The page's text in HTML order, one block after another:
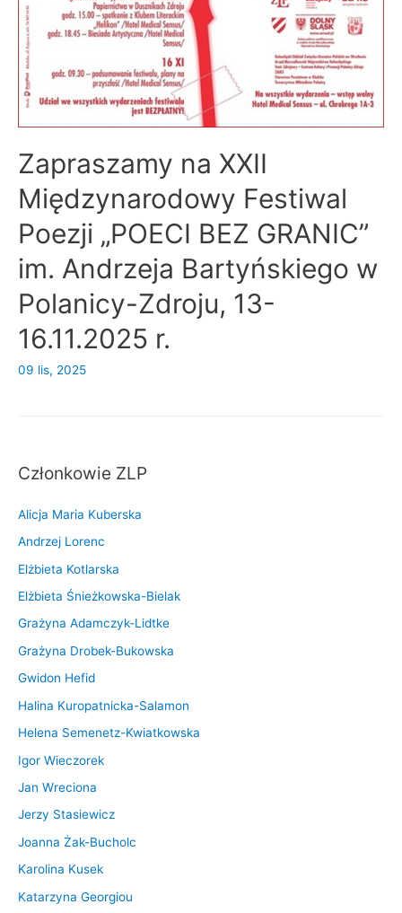
Zapraszamy na XXII
Międzynarodowy Festiwal
Poezji „POECI BEZ GRANIC”
im. Andrzeja Bartyńskiego w
Polanicy-Zdroju, 13-
16.11.2025 r.
09 lis, 2025
Członkowie ZLP
Alicja Maria Kuberska
Andrzej Lorenc
Elżbieta Kotlarska
Elżbieta Śnieżkowska-Bielak
Grażyna Adamczyk-Lidtke
Grażyna Drobek-Bukowska
Gwidon Hefid
Halina Kuropatnicka-Salamon
Helena Semenetz-Kwiatkowska
Igor Wieczorek
Jan Wreciona
Jerzy Stasiewicz
Joanna Żak-Bucholc
Karolina Kusek
Katarzyna Georgiou